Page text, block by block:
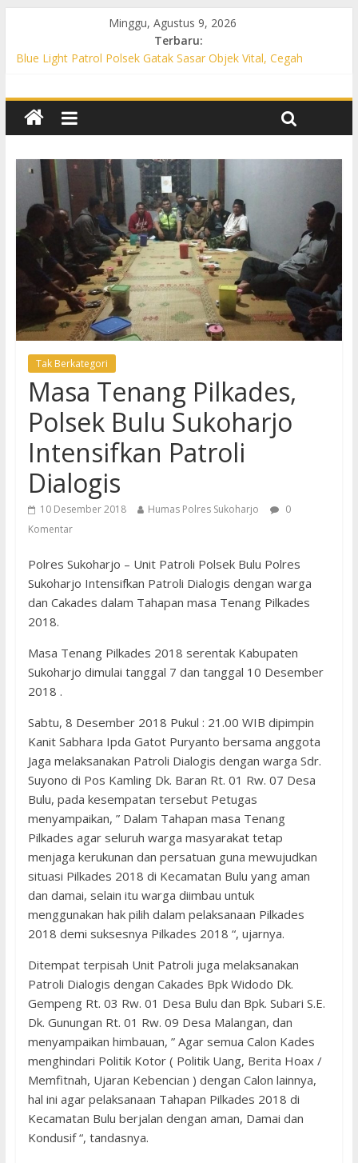
Minggu, Agustus 9, 2026
Terbaru:
Blue Light Patrol Polsek Gatak Sasar Objek Vital, Cegah
Permukiman, Antisipasi 3C dan Gangguan Kamtibmas
Patroli KRYD Polsek Baki Sisir Titik Rawan, Cegah 3C hingga
Patroli Blue Light Polsek Nguter Sasar Perbankan hingga
Permukiman, Antisipasi 3C dan Gangguan Kamtibmas
Blue Light Patrol Polsek Tawangsari Sisir Belasan Desa, Cegah
Kejahatan 3C dan Gangguan Kamtibmas
Tak Berkategori
Masa Tenang Pilkades,
Polsek Bulu Sukoharjo
Intensifkan Patroli
Dialogis
10 Desember 2018 Humas Polres Sukoharjo
0
Komentar
Polres Sukoharjo – Unit Patroli Polsek Bulu Polres
Sukoharjo Intensifkan Patroli Dialogis dengan warga
dan Cakades dalam Tahapan masa Tenang Pilkades
2018.
Masa Tenang Pilkades 2018 serentak Kabupaten
Sukoharjo dimulai tanggal 7 dan tanggal 10 Desember
2018 .
Sabtu, 8 Desember 2018 Pukul : 21.00 WIB dipimpin
Kanit Sabhara Ipda Gatot Puryanto bersama anggota
Jaga melaksanakan Patroli Dialogis dengan warga Sdr.
Suyono di Pos Kamling Dk. Baran Rt. 01 Rw. 07 Desa
Bulu, pada kesempatan tersebut Petugas
menyampaikan, ” Dalam Tahapan masa Tenang
Pilkades agar seluruh warga masyarakat tetap
menjaga kerukunan dan persatuan guna mewujudkan
situasi Pilkades 2018 di Kecamatan Bulu yang aman
dan damai, selain itu warga diimbau untuk
menggunakan hak pilih dalam pelaksanaan Pilkades
2018 demi suksesnya Pilkades 2018 “, ujarnya.
Ditempat terpisah Unit Patroli juga melaksanakan
Patroli Dialogis dengan Cakades Bpk Widodo Dk.
Gempeng Rt. 03 Rw. 01 Desa Bulu dan Bpk. Subari S.E.
Dk. Gunungan Rt. 01 Rw. 09 Desa Malangan, dan
menyampaikan himbauan, ” Agar semua Calon Kades
menghindari Politik Kotor ( Politik Uang, Berita Hoax /
Memfitnah, Ujaran Kebencian ) dengan Calon lainnya,
hal ini agar pelaksanaan Tahapan Pilkades 2018 di
Kecamatan Bulu berjalan dengan aman, Damai dan
Kondusif “, tandasnya.